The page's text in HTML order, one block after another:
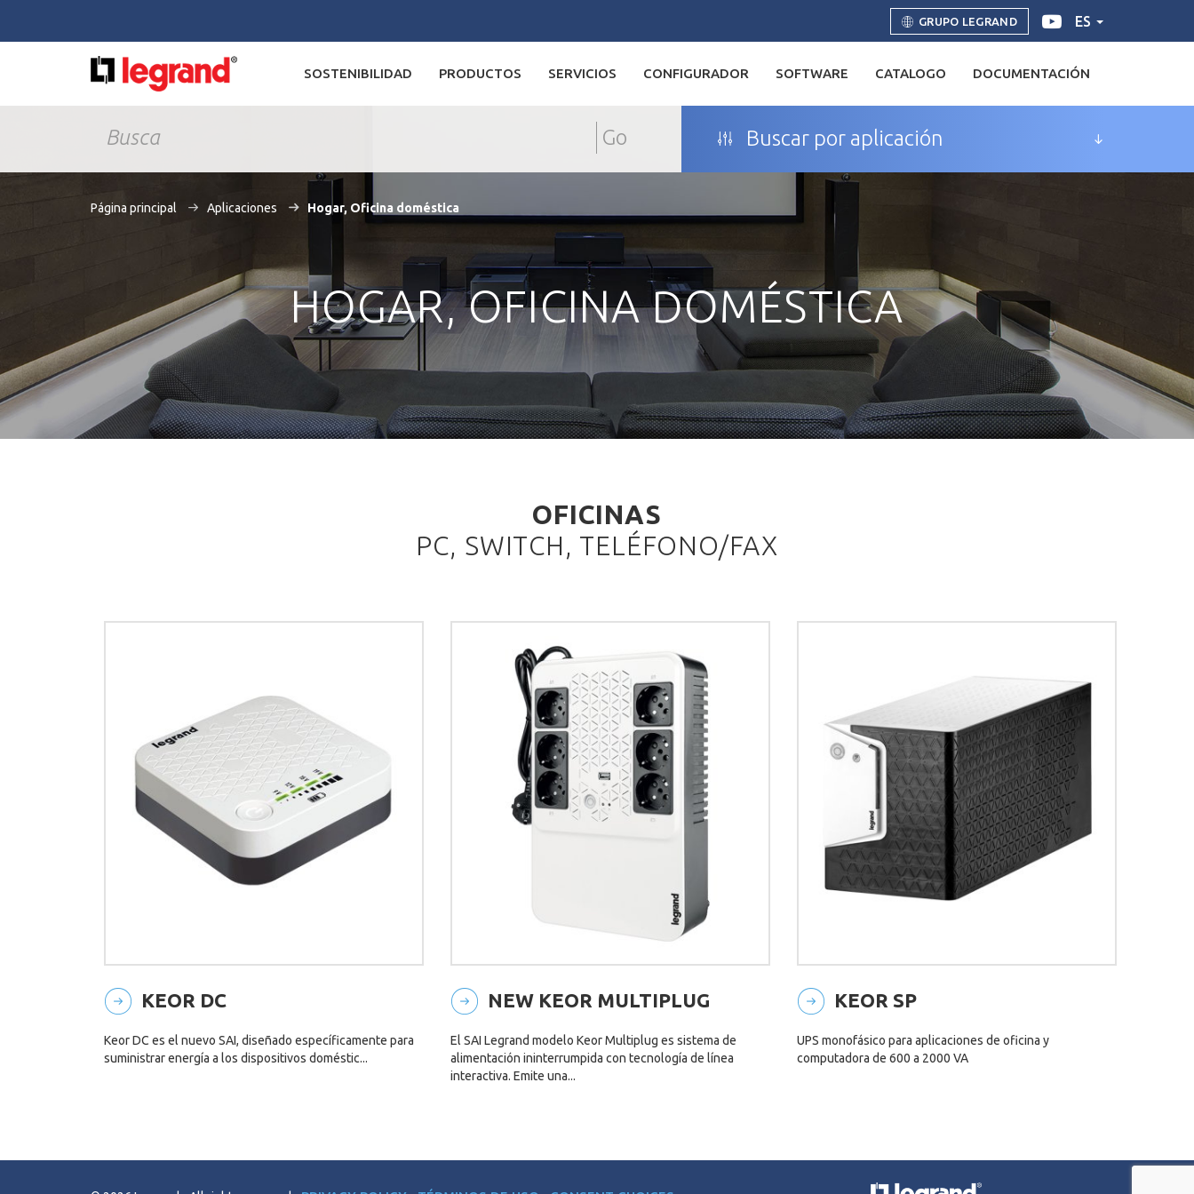
GRUPO LEGRAND ES
SOSTENIBILIDAD PRODUCTOS SERVICIOS CONFIGURADOR SOFTWARE CATALOGO DOCUMENTACIÓN
Go Buscar por aplicación
Página principal Aplicaciones Hogar, Oficina doméstica
HOGAR, OFICINA DOMÉSTICA
OFICINAS
PC, SWITCH, TELÉFONO/FAX
KEOR DC
Keor DC es el nuevo SAI, diseñado específicamente para
suministrar energía a los dispositivos doméstic...
NEW KEOR MULTIPLUG
El SAI Legrand modelo Keor Multiplug es sistema de
alimentación ininterrumpida con tecnología de línea
interactiva. Emite una...
KEOR SP
UPS monofásico para aplicaciones de oficina y
computadora de 600 a 2000 VA